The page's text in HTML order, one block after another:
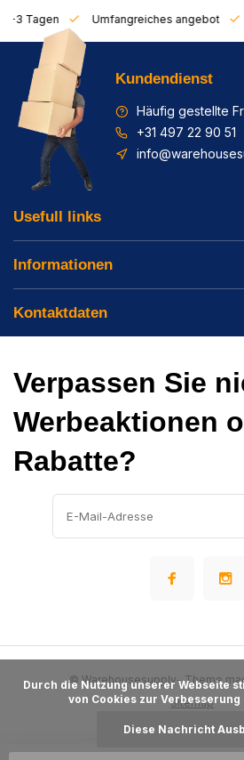
1-3 Tagen Umfangreiches angebot
Kundendienst
Häufig gestellte
+31 497 22 90 51
Usefull links
Informationen
Kontaktdaten
Verpassen Sie
Werbeaktionen
Rabatte?
Sitemap
© Warehousesupply- Theme
von Cookies zur Verbesserung
Diese Nachricht